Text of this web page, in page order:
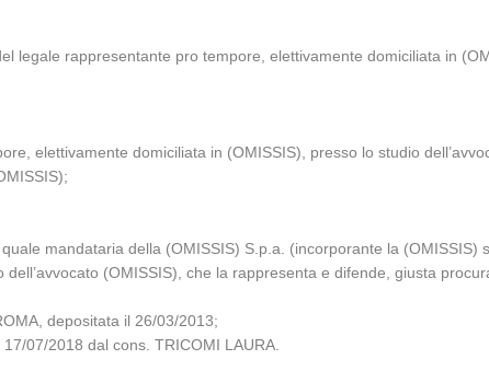
legale rappresentante pro tempore, elettivamente domiciliata in
elettivamente domiciliata in (OMISSIS), presso lo studio
mandataria della (OMISSIS) S.p.a. (incorporante la
(OMISSIS), che la rappresenta e difende, giusta
depositata il 26/03/2013;
07/2018 dal cons. TRICOMI LAURA.